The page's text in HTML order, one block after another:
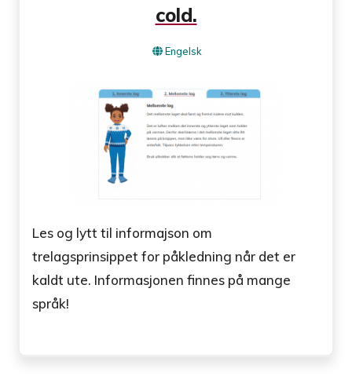
cold.
Engelsk
Les og lytt til informajson om
trelagsprinsippet for påkledning når det er
kaldt ute. Informasjonen finnes på mange
språk!